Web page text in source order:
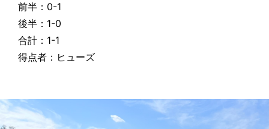
前半：0-1
後半：1-0
合計：1-1
得点者：ヒューズ